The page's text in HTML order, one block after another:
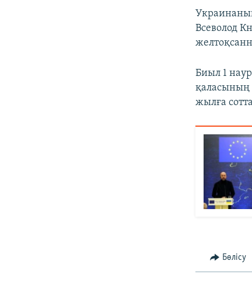
Всеволод
Биыл 1
қаласының
жылға
Бөлісу